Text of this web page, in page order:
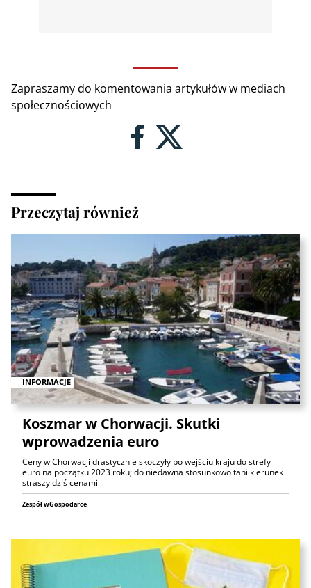
Zapraszamy do komentowania artykułów w mediach
społecznościowych
Przeczytaj również
INFORMACJE
Koszmar w Chorwacji. Skutki
wprowadzenia euro
Ceny w Chorwacji drastycznie skoczyły po wejściu kraju do strefy
euro na początku 2023 roku; do niedawna stosunkowo tani kierunek
straszy dziś cenami
Zespół wGospodarce